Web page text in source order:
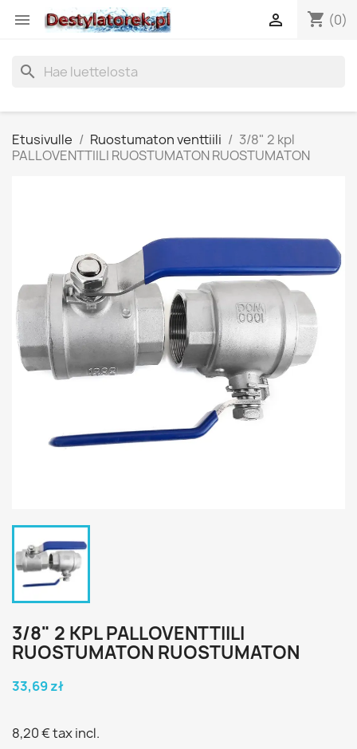
 shopping_cart (0)

search
Etusivulle Ruostumaton venttiili
3/8" 2 kpl
PALLOVENTTIILI RUOSTUMATON RUOSTUMATON
3/8" 2 KPL PALLOVENTTIILI
RUOSTUMATON RUOSTUMATON
33,69 zł
8,20 €tax incl.